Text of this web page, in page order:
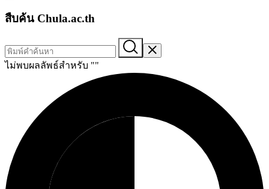
สืบค้น Chula.ac.th
ไม่พบผลลัพธ์สำหรับ ""